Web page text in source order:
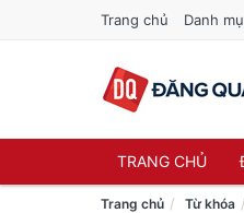
Trang chủ Danh
TRANG CHỦ
Trang chủ Từ khóa